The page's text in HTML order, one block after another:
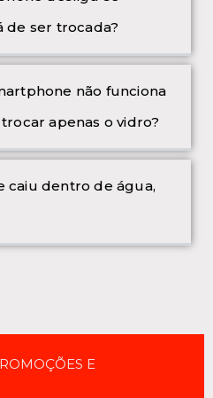
ser trocada?
não funciona
apenas o vidro?
caiu dentro de água,
E